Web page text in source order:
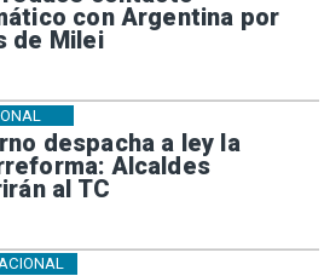
con Argentina por
de Milei
despacha a ley la
Alcaldes
al TC